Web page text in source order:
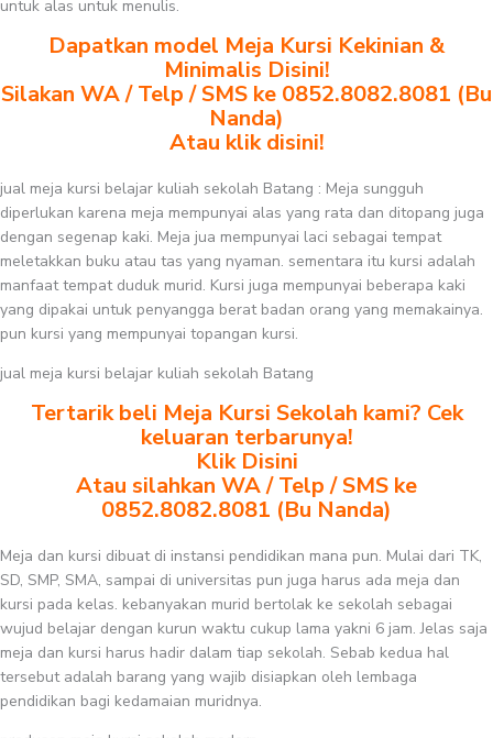
untuk alas untuk menulis.
Dapatkan model Meja Kursi Kekinian &
Minimalis Disini!
Silakan WA / Telp / SMS ke 0852.8082.8081 (Bu
Nanda)
Atau klik disini!
jual meja kursi belajar kuliah sekolah Batang : Meja sungguh
diperlukan karena meja mempunyai alas yang rata dan ditopang juga
dengan segenap kaki. Meja jua mempunyai laci sebagai tempat
meletakkan buku atau tas yang nyaman. sementara itu kursi adalah
manfaat tempat duduk murid. Kursi juga mempunyai beberapa kaki
yang dipakai untuk penyangga berat badan orang yang memakainya.
pun kursi yang mempunyai topangan kursi.
jual meja kursi belajar kuliah sekolah Batang
Tertarik beli Meja Kursi Sekolah kami? Cek
keluaran terbarunya!
Klik Disini
Atau silahkan WA / Telp / SMS ke
0852.8082.8081 (Bu Nanda)
Meja dan kursi dibuat di instansi pendidikan mana pun. Mulai dari TK,
SD, SMP, SMA, sampai di universitas pun juga harus ada meja dan
kursi pada kelas. kebanyakan murid bertolak ke sekolah sebagai
wujud belajar dengan kurun waktu cukup lama yakni 6 jam. Jelas saja
meja dan kursi harus hadir dalam tiap sekolah. Sebab kedua hal
tersebut adalah barang yang wajib disiapkan oleh lembaga
pendidikan bagi kedamaian muridnya.